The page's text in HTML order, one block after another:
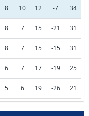
8 10 12 -7 34
8 7 15 -21 31
8 7 15 -15 31
6 7 17 -19 25
5 6 19 -26 21